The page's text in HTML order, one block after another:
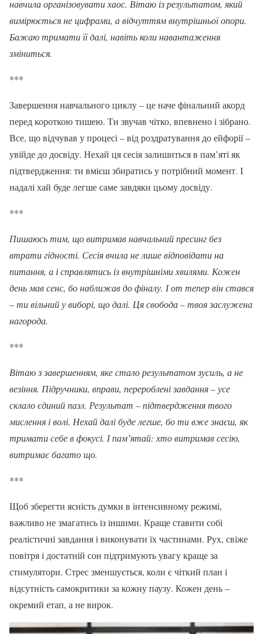
навчила організовувати хаос. Вітаю із результатом, який
вимірюється не цифрами, а відчуттям внутрішньої опори.
Бажаю тримати її далі, навіть коли навантаження
зміниться.
***
Завершення навчального циклу – це наче фінальний акорд
перед короткою тишею. Ти звучав чітко, впевнено і зібрано.
Все, що відчував у процесі – від роздратування до ейфорії –
увійде до досвіду. Нехай ця сесія залишиться в пам’яті як
підтвердження: ти вмієш збиратись у потрібний момент. І
надалі хай буде легше саме завдяки цьому досвіду.
***
Пишаюсь тим, що витримав навчальний пресинг без
втрати гідності. Сесія вчила не лише відповідати на
питання, а і справлятись із внутрішніми хвилями. Кожен
день мав сенс, бо наближав до фіналу. І от тепер він стався
– ти вільний у виборі, що далі. Ця свобода – твоя заслужена
нагорода.
***
Вітаю з завершенням, яке стало результатом зусиль, а не
везіння. Підручники, вправи, перероблені завдання – усе
склало єдиний пазл. Результат – підтвердження твого
мислення і волі. Нехай далі буде легше, бо ти вже знаєш, як
тримати себе в фокусі. І памʼятай: хто витримав сесію,
витримає багато що.
***
Щоб зберегти ясність думки в інтенсивному режимі,
важливо не змагатись із іншими. Краще ставити собі
реалістичні завдання і виконувати їх частинами. Рух, свіже
повітря і достатній сон підтримують увагу краще за
стимулятори. Стрес зменшується, коли є чіткий план і
відсутність самокритики за кожну паузу. Кожен день –
окремий етап, а не вирок.